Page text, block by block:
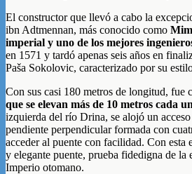
El constructor que llevó a cabo la
ibn Adtmennan, más conocido como
imperial y uno de los mejores
en 1571 y tardó apenas seis años en
Paša Sokolovic, caracterizado por su
Con sus casi 180 metros de longitud, fue
que se elevan más de 10 metros cada
izquierda del río Drina, se alojó un
pendiente perpendicular formada con
acceder al puente con facilidad. Con esta
y elegante puente, prueba fidedigna de la
Imperio otomano.